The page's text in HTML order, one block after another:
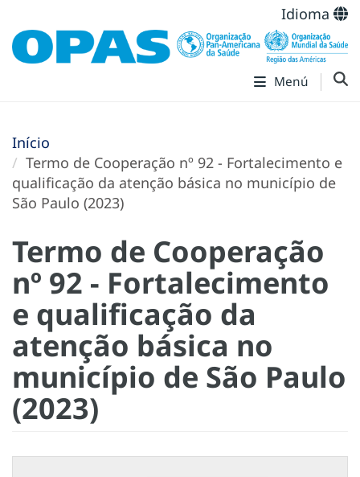
Idioma
Menú
Início
Termo de Cooperação nº 92 - Fortalecimento e
qualificação da atenção básica no município de
São Paulo (2023)
Termo de Cooperação
nº 92 - Fortalecimento
e qualificação da
atenção básica no
município de São Paulo
(2023)